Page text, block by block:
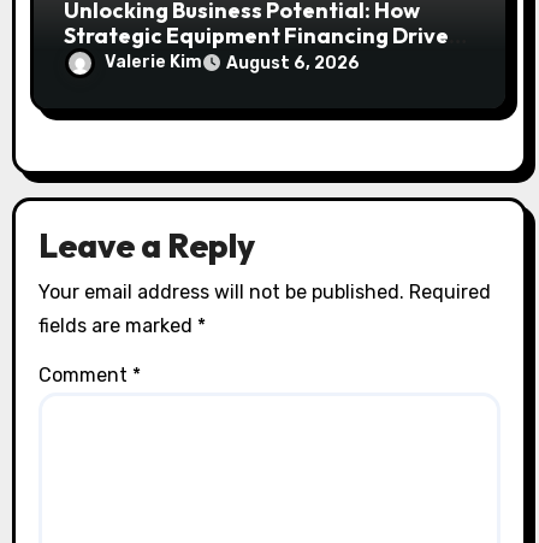
Unlocking Business Potential: How
Strategic Equipment Financing Drives
Growth Without Draining Cash
Valerie Kim August 6, 2026
Leave a Reply
Your email address will not be published. Required
fields are marked *
Comment *